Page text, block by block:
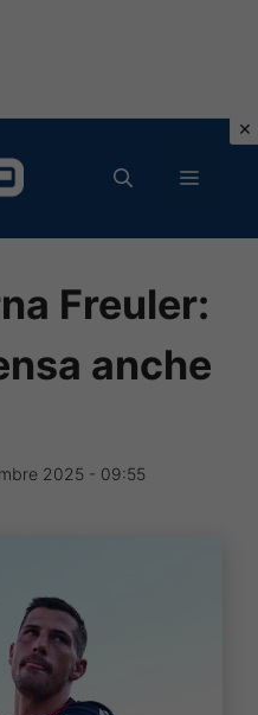
MENU
Freuler:
anche
2025 - 09:55